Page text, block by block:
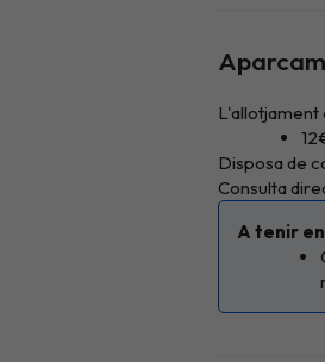
Disposa de
Consulta
A tenir